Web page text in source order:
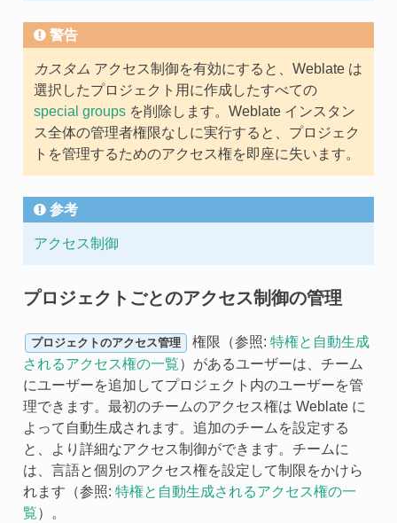
警告
カスタム アクセス制御を有効にすると、Weblate は
選択したプロジェクト用に作成したすべての
special groupsを削除します。Weblate インスタン
ス全体の管理者権限なしに実行すると、プロジェク
トを管理するためのアクセス権を即座に失います。
参考
アクセス制御
プロジェクトごとのアクセス制御の管理
プロジェクトのアクセス管理 権限（参照: 特権と自動生成
されるアクセス権の一覧）があるユーザーは、チーム
にユーザーを追加してプロジェクト内のユーザーを管
理できます。最初のチームのアクセス権は Weblate に
よって自動生成されます。追加のチームを設定する
と、より詳細なアクセス制御ができます。チームに
は、言語と個別のアクセス権を設定して制限をかけら
れます（参照: 特権と自動生成されるアクセス権の一
覧）。